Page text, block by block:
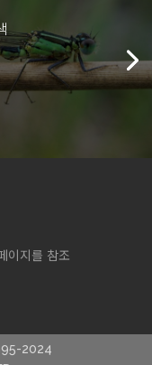
이지를 참조
2024